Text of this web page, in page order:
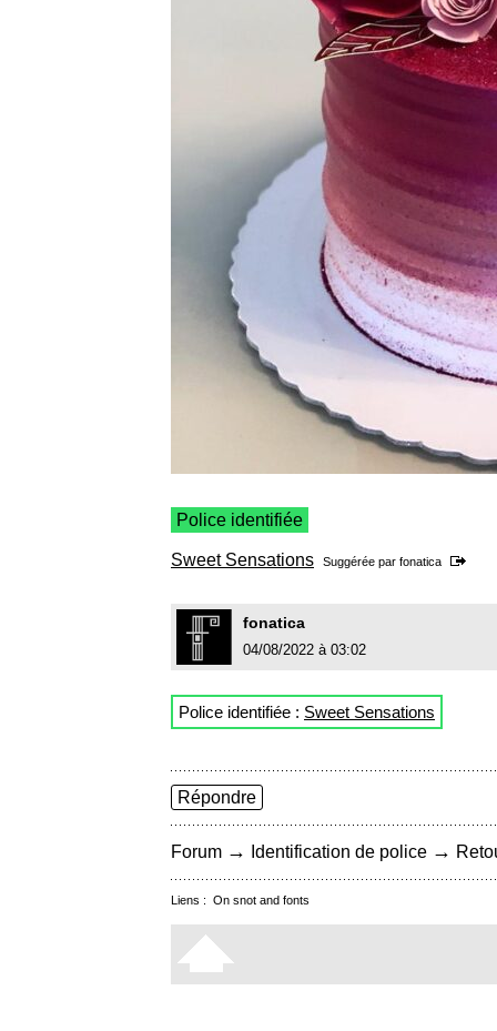
Police identifiée
Sweet Sensations Suggérée par fonatica
fonatica
04/08/2022 à 03:02
Police identifiée : Sweet Sensations
Répondre
Forum → Identification de police →
Liens : On snot and fonts